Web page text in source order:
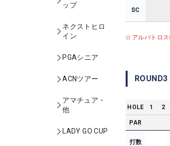
ップ
ネクストヒロ
イン
PGAシニア
ACNツアー
アマチュア・
他
LADY GO CUP
SC
アルバトロス
ROUND3
HOLE 1 2
PAR
打数